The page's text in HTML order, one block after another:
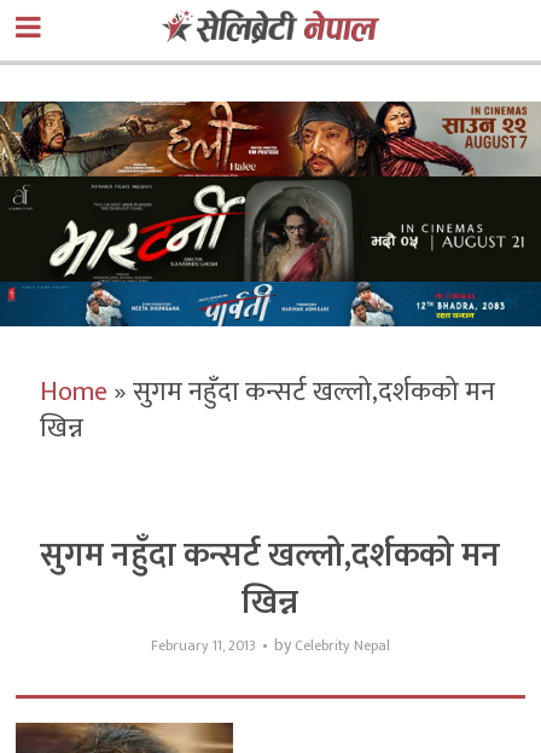
Home»सुगम नहुँदा कन्सर्ट खल्लो,दर्शकको मन
खिन्न
सुगम नहुँदा कन्सर्ट खल्लो,दर्शकको मन
खिन्न
February 11, 2013 by Celebrity Nepal